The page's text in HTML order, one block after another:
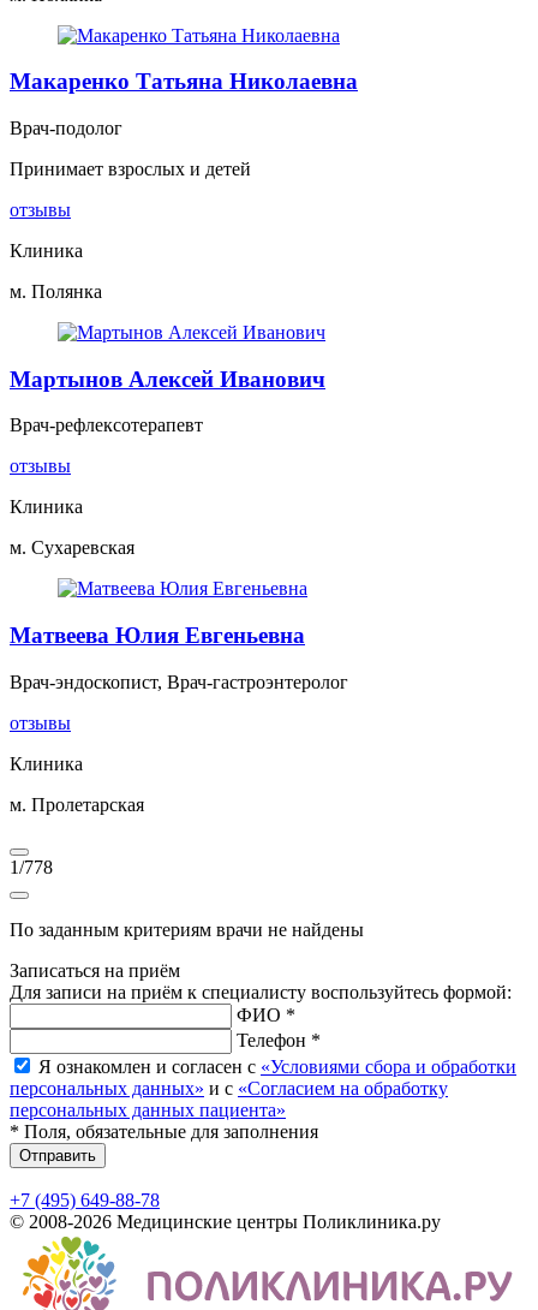
Макаренко Татьяна Николаевна
Врач-подолог
Принимает взрослых и детей
отзывы
Клиника
м. Полянка
Мартынов Алексей Иванович
Врач-рефлексотерапевт
отзывы
Клиника
м. Сухаревская
Матвеева Юлия Евгеньевна
Врач-эндоскопист, Врач-гастроэнтеролог
отзывы
Клиника
м. Пролетарская
1/778
По заданным критериям врачи не найдены
Записаться на приём
Для записи на приём к специалисту воспользуйтесь формой:
ФИО *
Телефон *
Я ознакомлен и согласен с «Условиями сбора и обработки
персональных данных» и с «Согласием на обработку
персональных данных пациента»
* Поля, обязательные для заполнения
Отправить
+7 (495) 649-88-78
© 2008-2026 Медицинские центры Поликлиника.ру